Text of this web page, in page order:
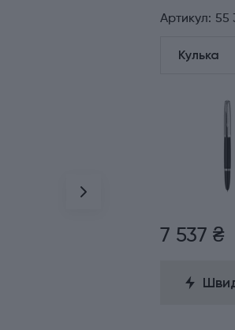
Артикул: 55
Кулька
7 537 ₴